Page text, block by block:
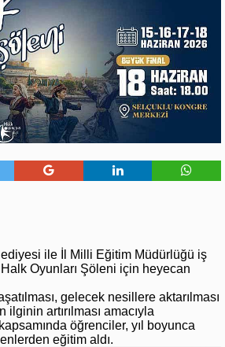
ile İl Milli Eğitim Müdürlüğü iş
Oyunları Şöleni için heyecan
gelecek nesillere aktarılması
artırılması amacıyla
öğrenciler, yıl boyunca
eğitim aldı.